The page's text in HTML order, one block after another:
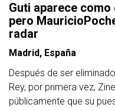
Guti aparece
pero
radar
Madrid, España
Después de ser
Rey, por primera vez,
públicamente que su